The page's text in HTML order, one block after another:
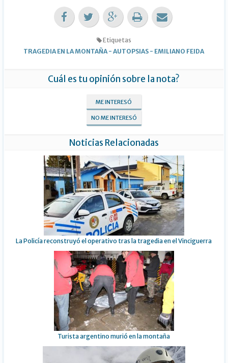
Etiquetas
TRAGEDIA EN LA MONTAÑA -AUTOPSIAS - EMILIANO FEIDA
Cuál es tu opinión sobre la nota?
ME INTERESÓ
NO ME INTERESÓ
Noticias Relacionadas
La Policía reconstruyó el operativo tras la tragedia en el Vinciguerra
Turista argentino murió en la montaña